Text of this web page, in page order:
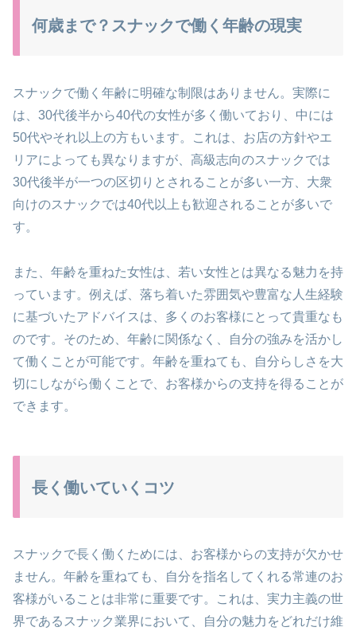
何歳まで？スナックで働く年齢の現実
スナックで働く年齢に明確な制限はありません。実際に
は、30代後半から40代の女性が多く働いており、中には
50代やそれ以上の方もいます。これは、お店の方針やエ
リアによっても異なりますが、高級志向のスナックでは
30代後半が一つの区切りとされることが多い一方、大衆
向けのスナックでは40代以上も歓迎されることが多いで
す。
また、年齢を重ねた女性は、若い女性とは異なる魅力を持
っています。例えば、落ち着いた雰囲気や豊富な人生経験
に基づいたアドバイスは、多くのお客様にとって貴重なも
のです。そのため、年齢に関係なく、自分の強みを活かし
て働くことが可能です。年齢を重ねても、自分らしさを大
切にしながら働くことで、お客様からの支持を得ることが
できます​​。
長く働いていくコツ
スナックで長く働くためには、お客様からの支持が欠かせ
ません。年齢を重ねても、自分を指名してくれる常連のお
客様がいることは非常に重要です。これは、実力主義の世
界であるスナック業界において、自分の魅力をどれだけ維